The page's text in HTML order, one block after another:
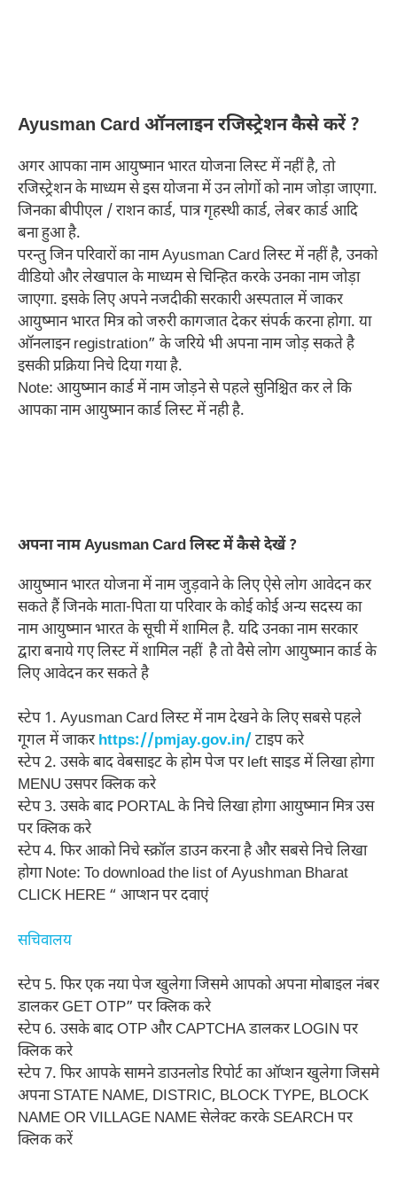
Ayusman Card ऑनलाइन रजिस्ट्रेशन कैसे करें ?
अगर आपका नाम आयुष्मान भारत योजना लिस्ट में नहीं है, तो
रजिस्ट्रेशन के माध्यम से इस योजना में उन लोगों को नाम जोड़ा जाएगा.
जिनका बीपीएल / राशन कार्ड, पात्र गृहस्थी कार्ड, लेबर कार्ड आदि
बना हुआ है.
परन्तु जिन परिवारों का नाम Ayusman Card लिस्ट में नहीं है, उनको
वीडियो और लेखपाल के माध्यम से चिन्हित करके उनका नाम जोड़ा
जाएगा. इसके लिए अपने नजदीकी सरकारी अस्पताल में जाकर
आयुष्मान भारत मित्र को जरुरी कागजात देकर संपर्क करना होगा. या
ऑनलाइन registration” के जरिये भी अपना नाम जोड़ सकते है
इसकी प्रक्रिया निचे दिया गया है.
Note: आयुष्मान कार्ड में नाम जोड़ने से पहले सुनिश्चित कर ले कि
आपका नाम आयुष्मान कार्ड लिस्ट में नही है.
अपना नाम Ayusman Card लिस्ट में कैसे देखें ?
आयुष्मान भारत योजना में नाम जुड़वाने के लिए ऐसे लोग आवेदन कर
सकते हैं जिनके माता-पिता या परिवार के कोई कोई अन्य सदस्य का
नाम आयुष्मान भारत के सूची में शामिल है. यदि उनका नाम सरकार
द्वारा बनाये गए लिस्ट में शामिल नहीं है तो वैसे लोग आयुष्मान कार्ड के
लिए आवेदन कर सकते है
स्टेप 1. Ayusman Card लिस्ट में नाम देखने के लिए सबसे पहले
गूगल में जाकरhttps://pmjay.gov.in/ टाइप करे
स्टेप 2. उसके बाद वेबसाइट के होम पेज पर left साइड में लिखा होगा
MENU उसपर क्लिक करे
स्टेप 3. उसके बाद PORTAL के निचे लिखा होगा आयुष्मान मित्र उस
पर क्लिक करे
स्टेप 4. फिर आको निचे स्क्रॉल डाउन करना है और सबसे निचे लिखा
होगा Note: To download the list of Ayushman Bharat
CLICK HERE “ आप्शन पर दवाएं
सचिवालय
स्टेप 5. फिर एक नया पेज खुलेगा जिसमे आपको अपना मोबाइल नंबर
डालकर GET OTP” पर क्लिक करे
स्टेप 6. उसके बाद OTP और CAPTCHA डालकर LOGIN पर
क्लिक करे
स्टेप 7. फिर आपके सामने डाउनलोड रिपोर्ट का ऑप्शन खुलेगा जिसमे
अपना STATE NAME, DISTRIC, BLOCK TYPE, BLOCK
NAME OR VILLAGE NAME सेलेक्ट करके SEARCH पर
क्लिक करें